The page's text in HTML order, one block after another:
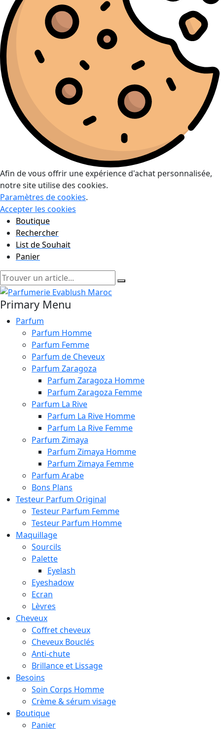
Afin de vous offrir une expérience d'achat personnalisée,
notre site utilise des cookies.
Paramètres de cookies.
Accepter les cookies
Boutique
Rechercher
List de Souhait
Panier
Primary Menu
Parfum
Parfum Homme
Parfum Femme
Parfum de Cheveux
Parfum Zaragoza
Parfum Zaragoza Homme
Parfum Zaragoza Femme
Parfum La Rive
Parfum La Rive Homme
Parfum La Rive Femme
Parfum Zimaya
Parfum Zimaya Homme
Parfum Zimaya Femme
Parfum Arabe
Bons Plans
Testeur Parfum Original
Testeur Parfum Femme
Testeur Parfum Homme
Maquillage
Sourcils
Palette
Eyelash
Eyeshadow
Ecran
Lèvres
Cheveux
Coffret cheveux
Cheveux Bouclés
Anti-chute
Brillance et Lissage
Besoins
Soin Corps Homme
Crème & sérum visage
Boutique
Panier